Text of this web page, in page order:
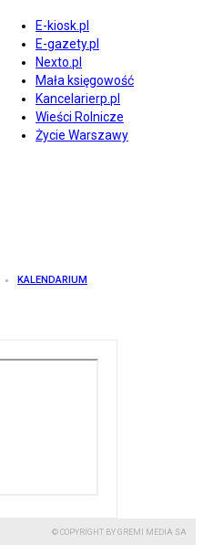
E-kiosk.pl
E-gazety.pl
Nexto.pl
Mała księgowość
Kancelarierp.pl
Wieści Rolnicze
Życie Warszawy
KALENDARIUM
© COPYRIGHT BY GREMI MEDIA SA